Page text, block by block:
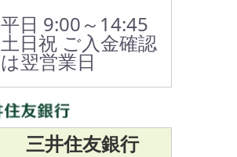
平日 9:00～14:45
土日祝 ご入金確認
は翌営業日
三井住友銀行